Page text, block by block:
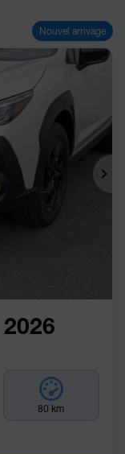
Nouvel arrivage
80 km